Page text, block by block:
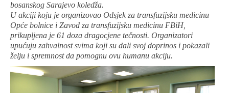
bosanskog Sarajevo koledža.
U akciji koju je organizovao Odsjek za transfuzijsku medicinu
Opće bolnice i Zavod za transfuzijsku medicinu FBiH,
prikupljena je 61 doza dragocjene tečnosti. Organizatori
upućuju zahvalnost svima koji su dali svoj doprinos i pokazali
želju i spremnost da pomognu ovu humanu akciju.